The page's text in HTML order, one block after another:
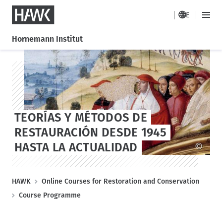
DE
M
n
e
n
u
HAWK
Hornemann Institut
u
p
t
n
a
v
i
g
a
t
i
n
©
TEORÍAS Y MÉTODOS DE
RESTAURACIÓN DESDE 1945
HASTA LA ACTUALIDAD
B
r
HAWK
Online Courses for Restoration and Conservation
Course Programme